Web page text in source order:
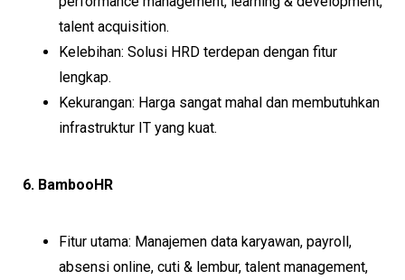
talent acquisition.
Kelebihan: Solusi HRD terdepan dengan fitur
lengkap.
Kekurangan: Harga sangat mahal dan membutuhkan
infrastruktur IT yang kuat.
6. BambooHR
Fitur utama: Manajemen data karyawan, payroll,
absensi online, cuti & lembur, talent management,